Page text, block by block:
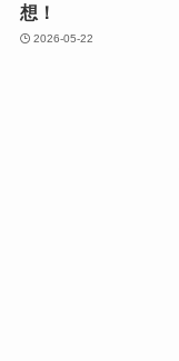
想！
2026-05-22